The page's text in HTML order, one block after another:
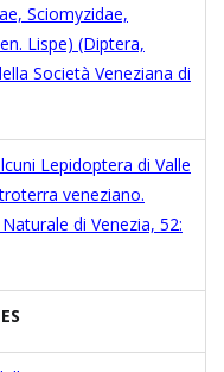
Sciomyzidae,
Lispe) (Diptera,
Società Veneziana di
Lepidoptera di Valle
veneziano.
di Venezia, 52: